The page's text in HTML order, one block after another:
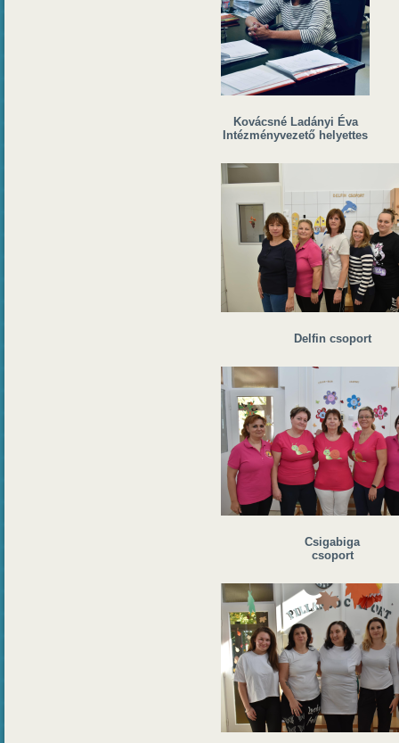
Kovácsné Ladányi Éva
Intézményvezető helyettes
Delfin csoport
Csigabiga
csoport